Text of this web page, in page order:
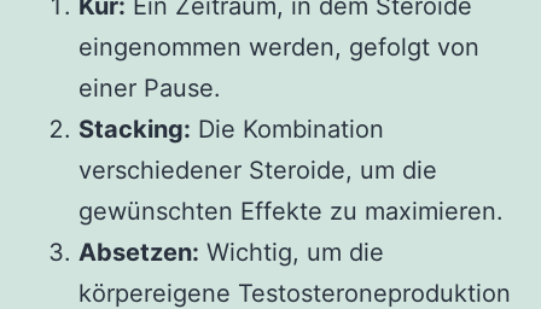
eingenommen werden, gefolgt von
einer Pause.
Stacking: Die Kombination
verschiedener Steroide, um die
gewünschten Effekte zu maximieren.
Absetzen: Wichtig, um die
körpereigene Testosteroneproduktion